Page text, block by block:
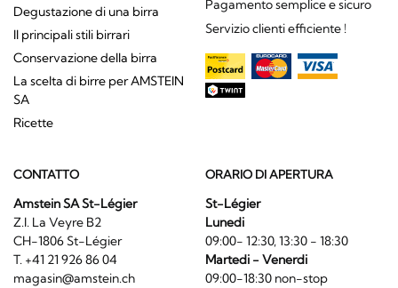
Degustazione di una birra
Il principali stili birrari
Conservazione della birra
La scelta di birre per AMSTEIN
SA
Ricette
Pagamento semplice e sicuro
Servizio clienti efficiente !
CONTATTO
Amstein SA St-Légier
Z.I. La Veyre B2
CH-1806 St-Légier
T. +41 21 926 86 04
magasin@amstein.ch
ORARIO DI APERTURA
St-Légier
Lunedi
09:00- 12:30, 13:30 - 18:30
Martedi - Venerdi
09:00-18:30 non-stop